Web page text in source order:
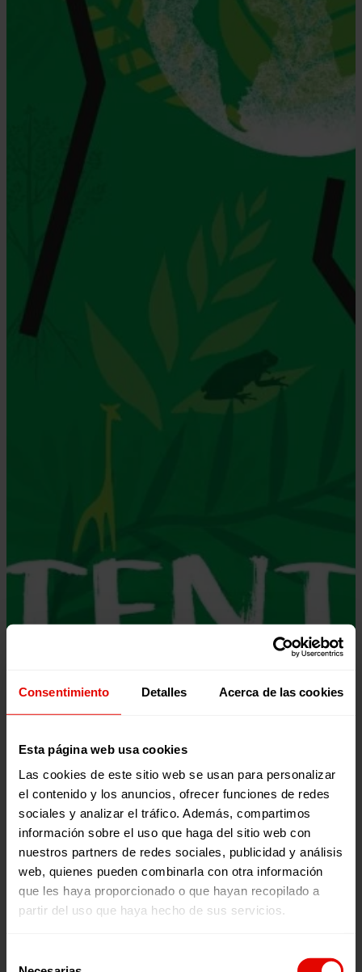
Consentimiento Detalles Acerca de las cookies
Esta página web usa cookies
Las cookies de este sitio web se usan para personalizar
el contenido y los anuncios, ofrecer funciones de redes
sociales y analizar el tráfico. Además, compartimos
información sobre el uso que haga del sitio web con
nuestros partners de redes sociales, publicidad y análisis
web, quienes pueden combinarla con otra información
que les haya proporcionado o que hayan recopilado a
partir del uso que haya hecho de sus servicios.
Recursos educativos
UN MUNDO SOSTENIBLE
Continuamos con la recopilación de recursos educativos
diseñados por Entreculturas para trabajar distintas
temá-ticas con grupos de niños, niñas y…
26 enero 2022